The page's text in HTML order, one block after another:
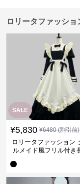
ロリータファッショ
SALE
¥5,830 ¥6480(割引前)
ロリータファッション
ルメイド風フリル付き